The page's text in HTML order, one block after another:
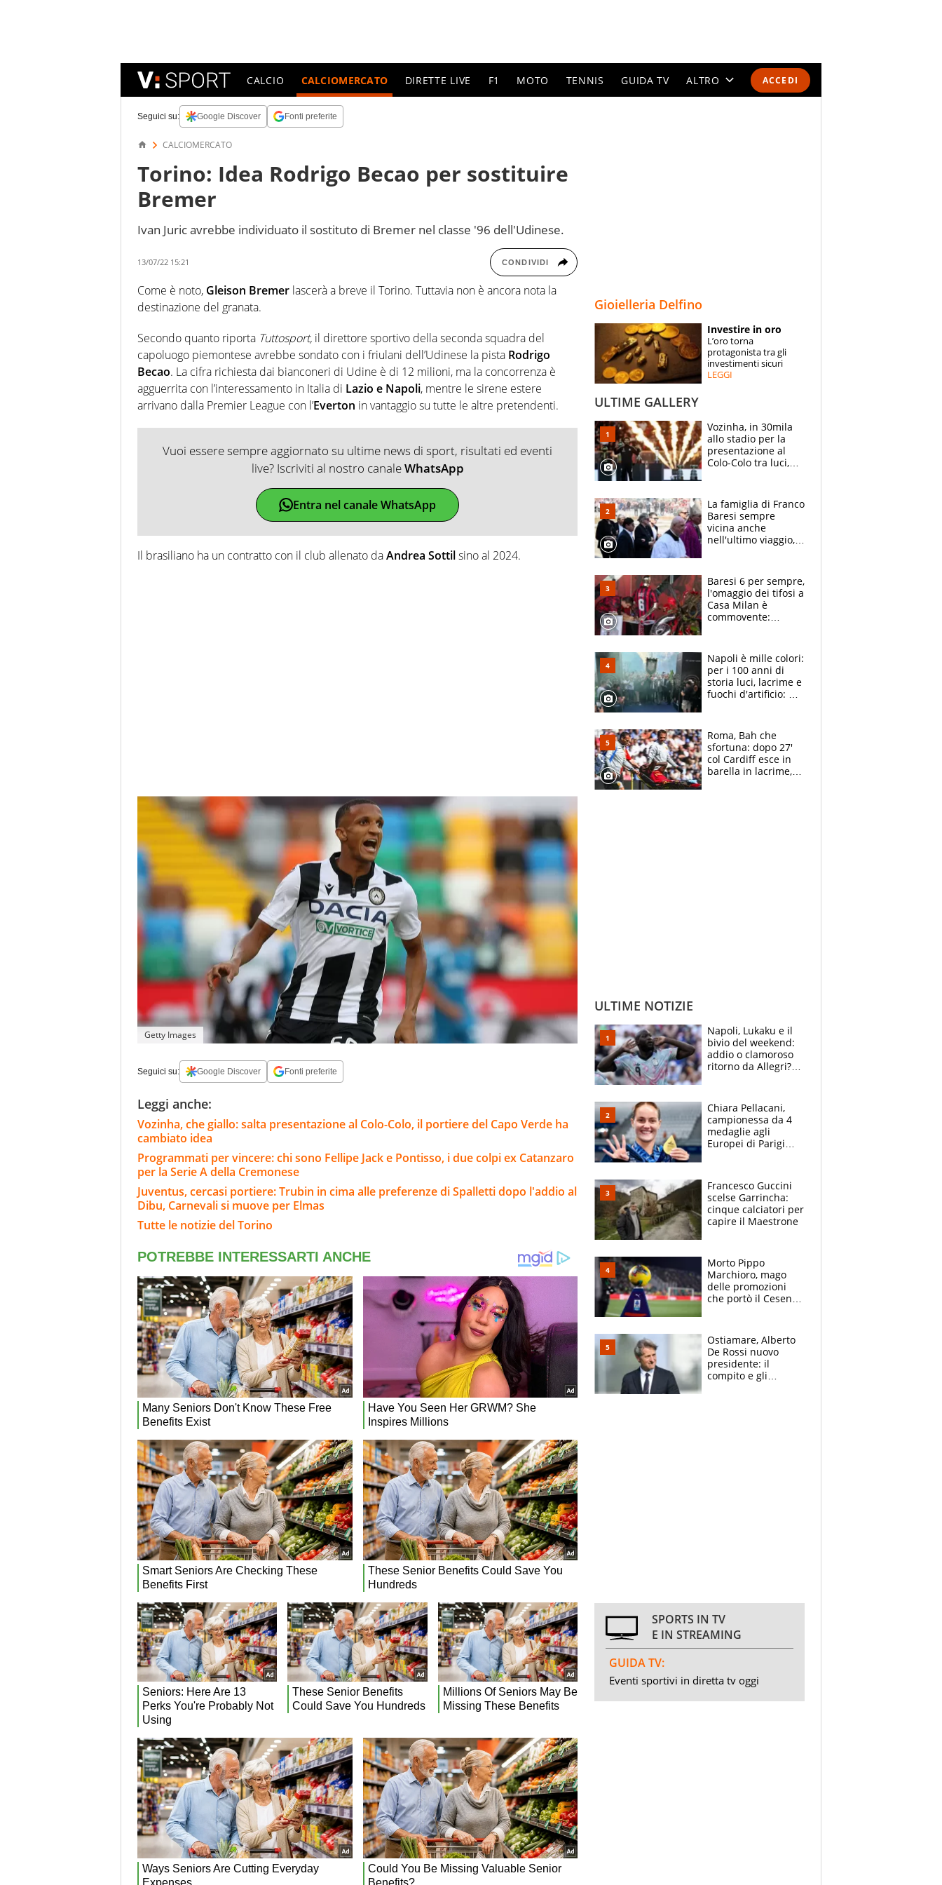
ACCEDI
CALCIO CALCIOMERCATO DIRETTE LIVE F1 MOTO TENNIS GUIDA TV ALTRO
SPECIALI
ESPERTI
Seguici su: Google Discover Fonti preferite
CALCIOMERCATO
Torino: Idea Rodrigo Becao per sostituire
Bremer
Ivan Juric avrebbe individuato il sostituto di Bremer nel classe '96 dell'Udinese.
13/07/22 15:21 CONDIVIDI
Come è noto, Gleison Bremer lascerà a breve il Torino. Tuttavia non è ancora nota la
destinazione del granata.
Secondo quanto riporta Tuttosport, il direttore sportivo della seconda squadra del
capoluogo piemontese avrebbe sondato con i friulani dell’Udinese la pista Rodrigo
Becao. La cifra richiesta dai bianconeri di Udine è di 12 milioni, ma la concorrenza è
agguerrita con l’interessamento in Italia di Lazio e Napoli, mentre le sirene estere
arrivano dalla Premier League con l’Everton in vantaggio su tutte le altre pretendenti.
Vuoi essere sempre aggiornato su ultime news di sport, risultati ed eventi
live? Iscriviti al nostro canaleWhatsApp
Entra nel canale WhatsApp
Il brasiliano ha un contratto con il club allenato daAndrea Sottilsino al 2024.
Getty Images
Seguici su: Google Discover Fonti preferite
Leggi anche:
Vozinha, che giallo: salta presentazione al Colo-Colo, il portiere del Capo Verde ha
cambiato idea
Programmati per vincere: chi sono Fellipe Jack e Pontisso, i due colpi ex Catanzaro
per la Serie A della Cremonese
Juventus, cercasi portiere: Trubin in cima alle preferenze di Spalletti dopo l'addio al
Dibu, Carnevali si muove per Elmas
Tutte le notizie del Torino
Gioielleria Delfino
Investire in oro
L’oro torna
protagonista tra gli
investimenti sicuri
LEGGI
ULTIME GALLERY
Vozinha, in 30mila
allo stadio per la
presentazione al
Colo-Colo tra luci,
La famiglia di Franco
Baresi sempre
vicina anche
nell'ultimo viaggio,
circondati
dall'affetto dei tifosi
Baresi 6 per sempre,
l'omaggio dei tifosi a
Casa Milan è
commovente:
bigliettini
Napoli è mille colori:
per i 100 anni di
storia luci, lacrime e
fuochi d'artificio: De
Roma, Bah che
sfortuna: dopo 27'
col Cardiff esce in
barella in lacrime,
ULTIME NOTIZIE
Napoli, Lukaku e il
bivio del weekend:
addio o clamoroso
ritorno da Allegri?
Chiara Pellacani,
campionessa da 4
medaglie agli
Europei di Parigi
giornalista, mamma
Francesca
Insegnante e il
fratello calciatore
Francesco Guccini
scelse Garrincha:
cinque calciatori per
capire il Maestrone
Morto Pippo
Marchioro, mago
delle promozioni
che portò il Cesena
di Baresi
Ostiamare, Alberto
De Rossi nuovo
presidente: il
compito e gli
SPORTS IN TV
E IN STREAMING
GUIDA TV:
Eventi sportivi in diretta tv oggi